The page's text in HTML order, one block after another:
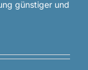
günstiger und